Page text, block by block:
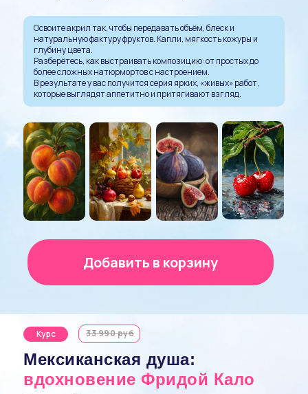
Освоите акрил так, чтобы передавать объём, блеск и
натуральную фактуру фруктов. Капли, мягкость кожуры и
глубину цвета.
Разберётесь, как выстраивать композицию: от простых до
более сложных натюрмортов с настроением.
В результате у вас получится серия ярких, «живых» работ,
которые выглядят аппетитно и притягивают взгляд.
Добавить в корзину
Мексиканская душа:
вдохновение Фридой Кало
Курс 33 990 руб